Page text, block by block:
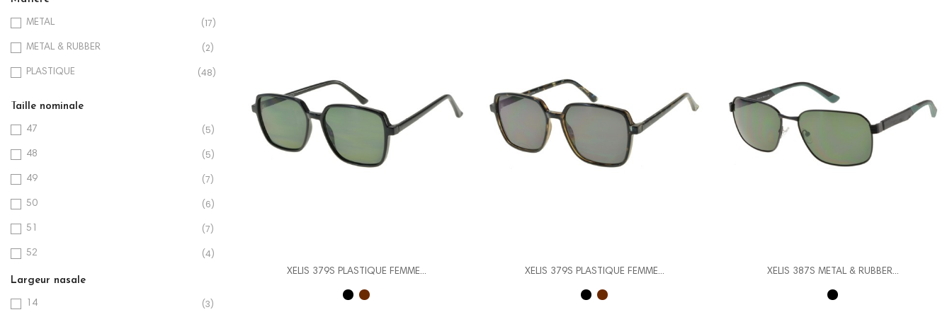
METAL (17)
METAL & RUBBER (2)
PLASTIQUE (48)
Taille nominale
47 (5)
48 (5)
49 (7)
50 (6)
51 (7)
52 (4)
53
54 (11)
Largeur nasale
14 (3)
XELIS 379S PLASTIQUE FEMME... XELIS 379S PLASTIQUE FEMME... XELIS 387S METAL & RUBBER...